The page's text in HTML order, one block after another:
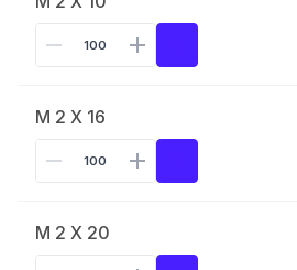
M 2 X 16
M 2 X 20